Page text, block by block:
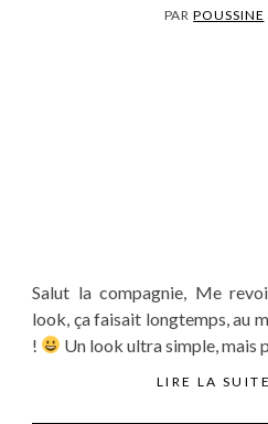
PARPOUSSINE
Salut la compagnie, Me
look, ça faisait longtemps, au
!
Un look ultra simple, mais
LIRE LA SUITE